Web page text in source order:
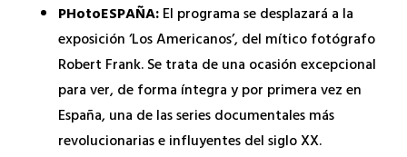
PHotoESPAÑA:El programa se desplazará a la
exposición ‘Los Americanos’, del mítico fotógrafo
Robert Frank. Se trata de una ocasión excepcional
para ver, de forma íntegra y por primera vez en
España, una de las series documentales más
revolucionarias e influyentes del siglo XX.